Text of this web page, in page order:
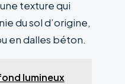
texture qui
du sol d’origine,
en dalles béton.
lumineux